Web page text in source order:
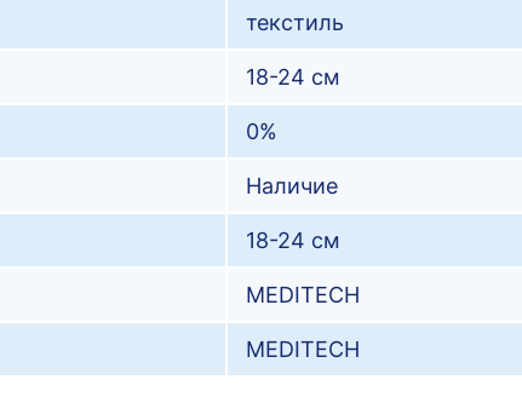
текстиль
18-24 см
0%
Наличие
18-24 см
MEDITECH
MEDITECH